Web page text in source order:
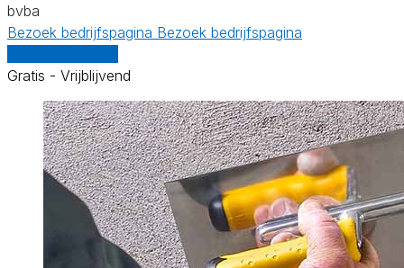
bvba
Bezoek bedrijfspagina Bezoek bedrijfspagina
Gratis - Vrijblijvend